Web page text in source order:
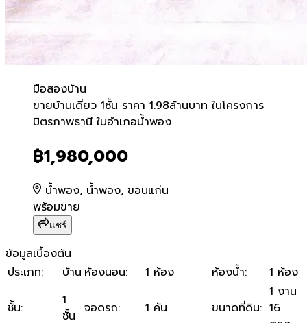
มือสองบ้าน
ขายบ้านเดี่ยว 1ชั้น ราคา
ขายบ้านเดี่ยว 1ชั้น ราคา 1.98ล้านบาท ในโครงการ
มิตรภาพธานี ในอำเภอน้ำพอง
฿1,980,000
น้ำพอง, น้ำพอง, ขอนแก่น
พร้อมขาย
แชร์
ข้อมูลเบื้องต้น
ประเภท: บ้าน ห้องนอน: 1 ห้อง ห้องน้ำ: 1 ห้อง
ชั้น:
1
ชั้น จอดรถ: 1 คัน ขนาดที่ดิน:
1 งาน
16